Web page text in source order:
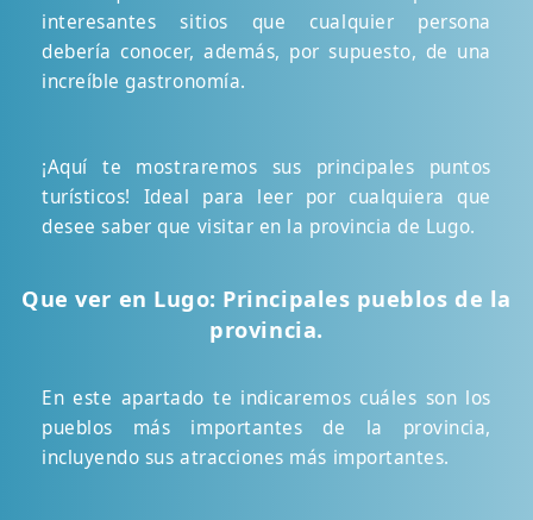
interesantes sitios que cualquier persona
debería conocer, además, por supuesto, de una
increíble gastronomía.
¡Aquí te mostraremos sus principales puntos
turísticos! Ideal para leer por cualquiera que
desee saber que visitar en la provincia de Lugo.
Que ver en Lugo: Principales pueblos de la
provincia.
En este apartado te indicaremos cuáles son los
pueblos más importantes de la provincia,
incluyendo sus atracciones más importantes.